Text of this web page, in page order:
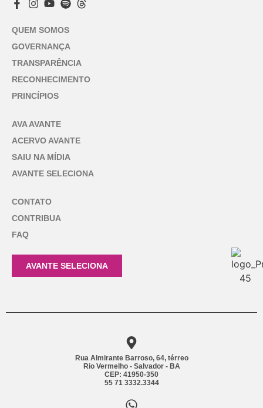
QUEM SOMOS
GOVERNANÇA
TRANSPARÊNCIA
RECONHECIMENTO
PRINCÍPIOS
AVA AVANTE
ACERVO AVANTE
SAIU NA MÍDIA
AVANTE SELECIONA
CONTATO
CONTRIBUA
FAQ
AVANTE SELECIONA
Rua Almirante Barroso, 64, térreo
Rio Vermelho - Salvador - BA
CEP: 41950-350
55 71 3332.3344